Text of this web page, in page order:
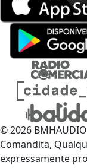
© 2026
Comandita,
expressamente